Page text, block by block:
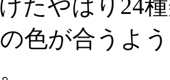
たやはり24
色が合うよ